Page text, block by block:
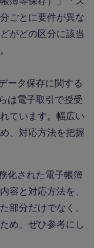
ごとに要件が異な
がどの区分に該当
ータ保存に関する
は電子取引で授受
ています。幅広い
、対応方法を把握
化された電子帳簿
容と対応方法を、
部分だけでなく、
め、ぜひ参考にし